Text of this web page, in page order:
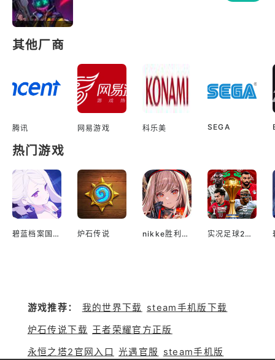
其他厂商
腾讯 网易游戏 科乐美 SEGA
热门游戏
碧蓝档案国际服 炉石传说 nikke胜利女神国际服 实况足球2022手游
游戏推荐： 我的世界下载 steam手机版下载
炉石传说下载 王者荣耀官方正版
永恒之塔2官网入口 光遇官服 steam手机版